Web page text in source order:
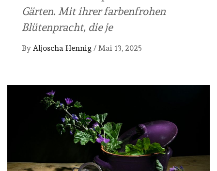
Gärten. Mit ihrer farbenfrohen
Blütenpracht, die je
By Aljoscha Hennig / Mai 13, 2025